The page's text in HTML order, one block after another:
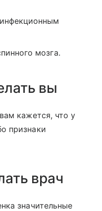
мозга.
вы
кажется, что у
признаки
врач
значительные